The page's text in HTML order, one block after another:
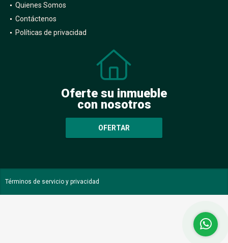
Quienes Somos
Contáctenos
Políticas de privacidad
Oferte su inmueble
con nosotros
OFERTAR
Términos de servicio y privacidad